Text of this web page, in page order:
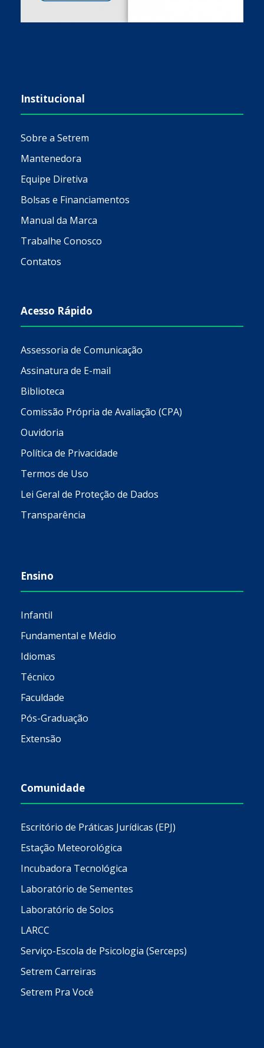
Institucional
Sobre a Setrem
Mantenedora
Equipe Diretiva
Bolsas e Financiamentos
Manual da Marca
Trabalhe Conosco
Contatos
Acesso Rápido
Assessoria de Comunicação
Assinatura de E-mail
Biblioteca
Comissão Própria de Avaliação (CPA)
Ouvidoria
Política de Privacidade
Termos de Uso
Lei Geral de Proteção de Dados
Transparência
Ensino
Infantil
Fundamental e Médio
Idiomas
Técnico
Faculdade
Pós-Graduação
Extensão
Comunidade
Escritório de Práticas Jurídicas (EPJ)
Estação Meteorológica
Incubadora Tecnológica
Laboratório de Sementes
Laboratório de Solos
LARCC
Serviço-Escola de Psicologia (Serceps)
Setrem Carreiras
Setrem Pra Você